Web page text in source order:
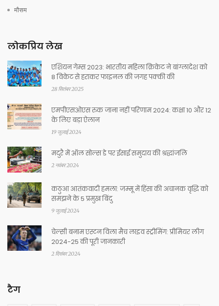
मौसम
लोकप्रिय लेख
एशियन गेम्स 2023: भारतीय महिला क्रिकेट ने बांग्लादेश को
8 विकेट से हराकर फाइनल की जगह पक्की की
28 सितंबर 2025
एमपीएसओएस रुक जाना नहीं परिणाम 2024: कक्षा 10 और 12
के लिए बड़ा ऐलान
19 जुलाई 2024
मदुरै में ऑल सोल्स डे पर ईसाई समुदाय की श्रद्धांजलि
2 नवंबर 2024
कठुआ आतंकवादी हमला: जम्मू में हिंसा की अचानक वृद्धि को
समझने के 5 प्रमुख बिंदु
9 जुलाई 2024
चेल्सी बनाम एस्टन विला मैच लाइव स्ट्रीमिंग: प्रीमियर लीग
2024-25 की पूरी जानकारी
2 दिसंबर 2024
टैग